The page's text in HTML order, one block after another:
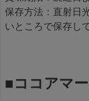
保存方法：直射日
いところで保存し
■ココアマ